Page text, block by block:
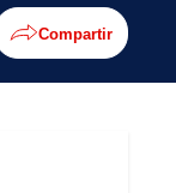
Compartir